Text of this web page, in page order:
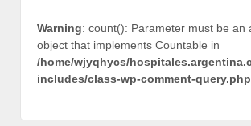
Warning: count(): Parameter must be an
object that implements Countable in
/home/wjyqhycs/
includes/class-wp-comment-query.php